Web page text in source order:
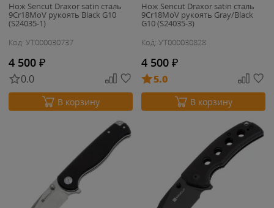
Нож Sencut Draxor satin сталь
9Cr18MoV рукоять Black G10
(S24035-1)
Код: УТ000030737
4 500 ₽
0.0
В корзину
Нож Sencut Draxor satin сталь
9Cr18MoV рукоять Gray/Black
G10 (S24035-3)
Код: УТ000030828
4 500 ₽
5.0
В корзину